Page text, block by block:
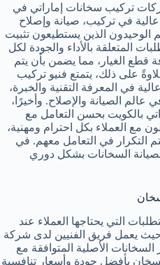
تركيب سخانات إماراتي في
في تركيب، صيانة وإصلاح
الوحيدون الذين يستطيعون تثبيت
المتعلقة بالأداء والجودة لكل
قطع الغيار، مما يضمن بأن يتم
على ذلك، يتمتع فنيو تركيب
في المعرفة التقنية والخبرة،
الصيانة والإصلاح. وأخيرًا،
بالكويت بحسن التعامل مع
مع العملاء بكل احترام ومهنية،
التكرار في التعامل معهم. في
بصيانة السخانات بشكل دوري
التي يحتاجها العملاء عند
يعمل فريق الفنيين لدى شركة
الأصلية المتوافقة مع
بأفضل جودة وأسعار تنافسية